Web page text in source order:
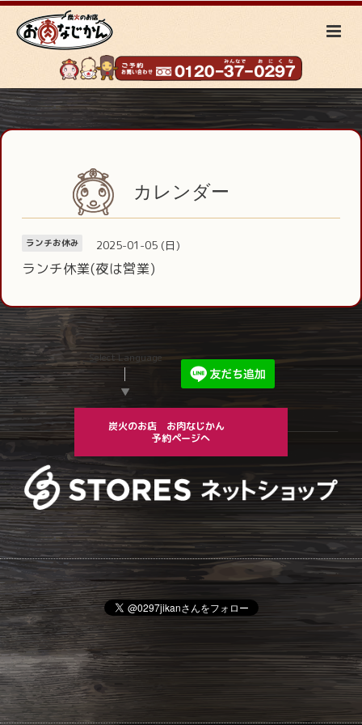
カレンダー
ランチお休み 2025-01-05 (日)
ランチ休業(夜は営業)
Select Language
▼
炭火のお店 お肉なじかん
予約ページへ